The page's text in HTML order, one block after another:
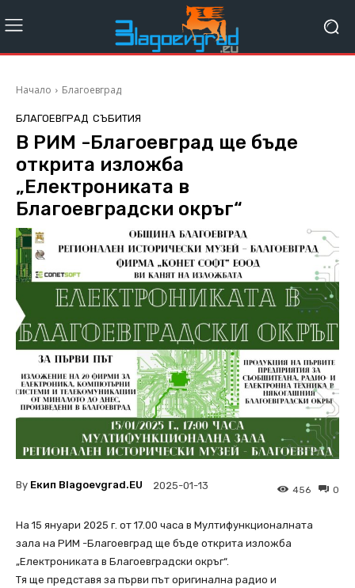
Начало Благоевград
БЛАГОЕВГРАД СЪБИТИЯ
В РИМ -Благоевград ще бъде
открита изложба
„Електрониката в
Благоевградски окръг“
By Екип Blagoevgrad.EU 2025-01-13 0
456
На 15 януари 2025 г. от 17.00 часа в Мултифункционалната
зала на РИМ -Благоевград ще бъде открита изложба
„Електрониката в Благоевградски окръг“.
Тя ще представя за първи път оригинална радио и